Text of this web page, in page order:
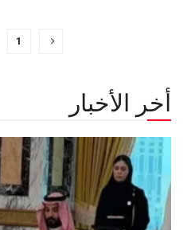
1
أخر الأخبار